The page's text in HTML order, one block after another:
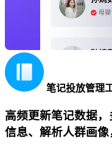
笔记投放管理
高频更新笔记数据
信息、解析人群画像